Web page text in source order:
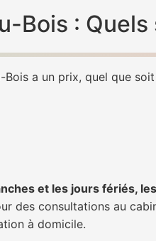
Bois :
a un prix, quel que
et les jours fériés,
des consultations au
à domicile.